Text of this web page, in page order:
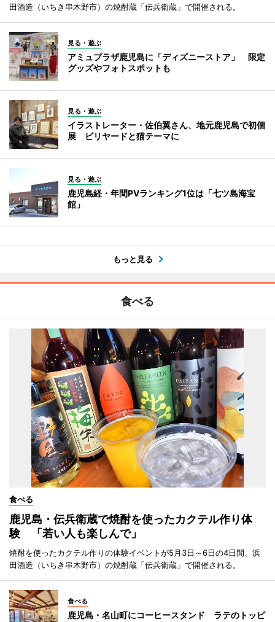
田酒造（いちき串木野市）の焼酎蔵「伝兵衛蔵」で開催される。
見る・遊ぶ
アミュプラザ鹿児島に「ディズニーストア」 限定
グッズやフォトスポットも
見る・遊ぶ
イラストレーター・佐伯翼さん、地元鹿児島で初個
展 ビリヤードと猫テーマに
見る・遊ぶ
鹿児島経・年間PVランキング1位は「七ツ島海宝
館」
もっと見る
食べる
食べる
鹿児島・伝兵衛蔵で焼酎を使ったカクテル作り体
験 「若い人も楽しんで」
焼酎を使ったカクテル作りの体験イベントが5月3日～6日の4日間、浜
田酒造（いちき串木野市）の焼酎蔵「伝兵衛蔵」で開催される。
食べる
鹿児島・名山町にコーヒースタンド ラテのトッピ